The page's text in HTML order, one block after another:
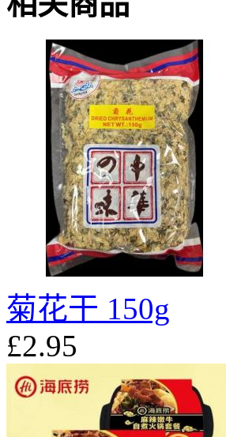
菊花干 150g
£2.95